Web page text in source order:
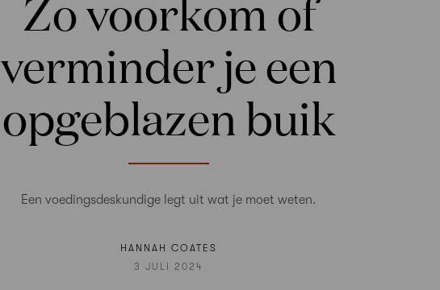
Zo voorkom of
verminder je een
opgeblazen buik
Een voedingsdeskundige legt uit wat je moet weten.
HANNAH COATES
3 JULI 2024